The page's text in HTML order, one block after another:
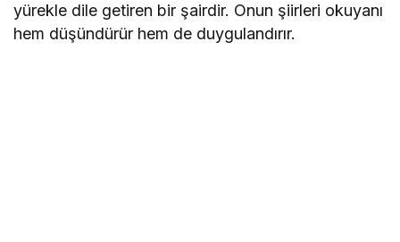
yürekle dile getiren bir şairdir. Onun şiirleri okuyanı
hem düşündürür hem de duygulandırır.